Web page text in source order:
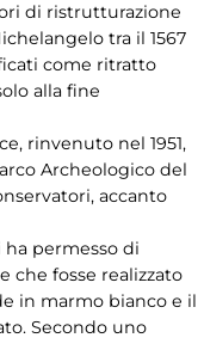
di ristrutturazione
tra il 1567
come ritratto
alla fine
rinvenuto nel 1951,
Archeologico del
accanto
permesso di
che fosse realizzato
in marmo bianco e il
Secondo uno